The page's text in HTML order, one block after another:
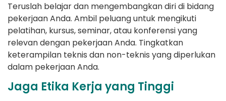
Teruslah belajar dan mengembangkan diri di bidang
pekerjaan Anda. Ambil peluang untuk mengikuti
pelatihan, kursus, seminar, atau konferensi yang
relevan dengan pekerjaan Anda. Tingkatkan
keterampilan teknis dan non-teknis yang diperlukan
dalam pekerjaan Anda.
Jaga Etika Kerja yang Tinggi